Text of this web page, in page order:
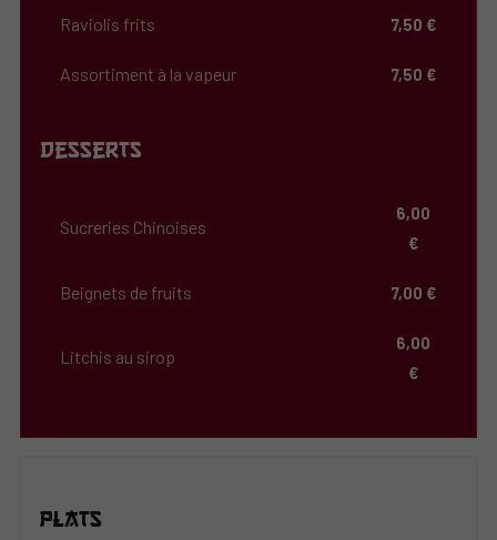
Raviolis frits 7,50 €
Assortiment à la vapeur 7,50 €
Desserts
Sucreries Chinoises
6,00
€
Beignets de fruits 7,00 €
Litchis au sirop
6,00
€
Plats